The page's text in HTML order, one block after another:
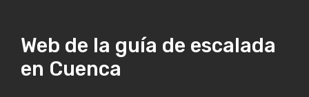
Web de la guía de escalada
en Cuenca